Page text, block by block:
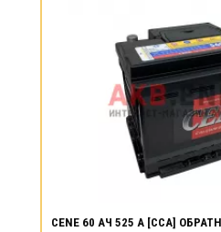
CENE 60 АЧ 525 А [CCA]